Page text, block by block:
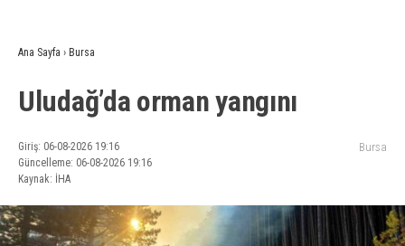
Ana Sayfa › Bursa
Uludağ’da orman yangını
Giriş: 06-08-2026 19:16
Güncelleme: 06-08-2026 19:16
Kaynak: İHA
Bursa